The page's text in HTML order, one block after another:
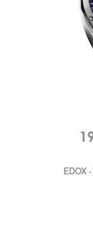
EDOX